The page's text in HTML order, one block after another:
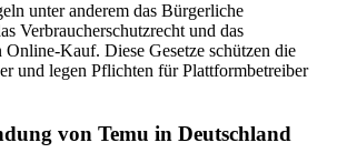
unter anderem das Bürgerliche
Verbraucherschutzrecht und das
Online-Kauf. Diese Gesetze schützen die
und legen Pflichten für Plattformbetreiber
von Temu in Deutschland